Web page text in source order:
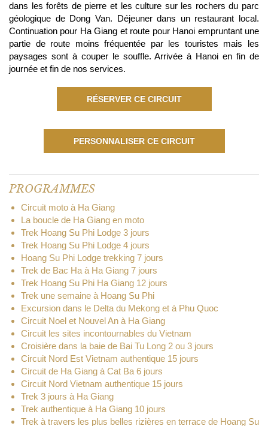
dans les forêts de pierre et les culture sur les rochers du parc
géologique de Dong Van. Déjeuner dans un restaurant local.
Continuation pour Ha Giang et route pour Hanoi empruntant une
partie de route moins fréquentée par les touristes mais les
paysages sont à couper le souffle. Arrivée à Hanoi en fin de
journée et fin de nos services.
RÉSERVER CE CIRCUIT
PERSONNALISER CE CIRCUIT
PROGRAMMES
Circuit moto à Ha Giang
La boucle de Ha Giang en moto
Trek Hoang Su Phi Lodge 3 jours
Trek Hoang Su Phi Lodge 4 jours
Hoang Su Phi Lodge trekking 7 jours
Trek de Bac Ha à Ha Giang 7 jours
Trek Hoang Su Phi Ha Giang 12 jours
Trek une semaine à Hoang Su Phi
Excursion dans le Delta du Mekong et à Phu Quoc
Circuit Noel et Nouvel An à Ha Giang
Circuit les sites incontournables du Vietnam
Croisière dans la baie de Bai Tu Long 2 ou 3 jours
Circuit Nord Est Vietnam authentique 15 jours
Circuit de Ha Giang à Cat Ba 6 jours
Circuit Nord Vietnam authentique 15 jours
Trek 3 jours à Ha Giang
Trek authentique à Ha Giang 10 jours
Trek à travers les plus belles rizières en terrace de Hoang Su